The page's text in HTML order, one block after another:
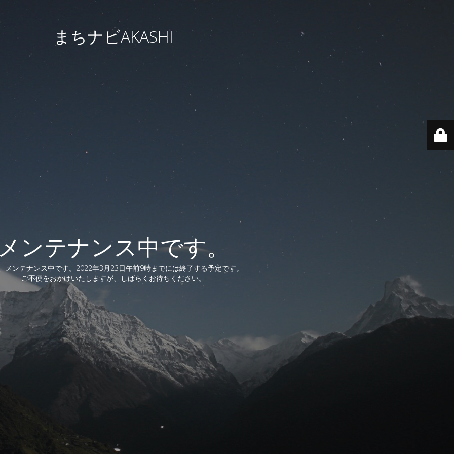
まちナビAKASHI
ンテナンス中です。
メンテナンス中です。2022年3月23日午前9時までには終了する予定です。
ご不便をおかけいたしますが、しばらくお待ちください。